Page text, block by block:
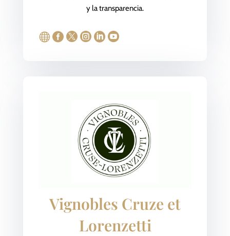
y la transparencia.
     
Vignobles Cruze et
Lorenzetti